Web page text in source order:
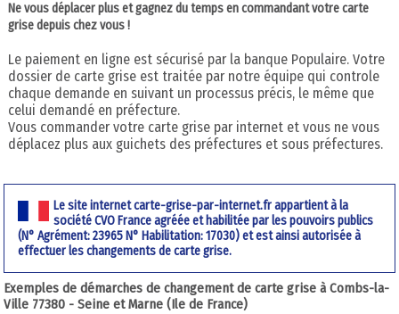
Ne vous déplacer plus et gagnez du temps en commandant votre carte
grise depuis chez vous !
Le paiement en ligne est sécurisé par la banque Populaire. Votre
dossier de carte grise est traitée par notre équipe qui controle
chaque demande en suivant un processus précis, le même que
celui demandé en préfecture.
Vous commander votre carte grise par internet et vous ne vous
déplacez plus aux guichets des préfectures et sous préfectures.
Le site internet carte-grise-par-internet.fr appartient à la
société CVO France agréée et habilitée par les pouvoirs publics
(N° Agrément: 23965 N° Habilitation: 17030) et est ainsi autorisée à
effectuer les changements de carte grise.
Exemples de démarches de changement de carte grise à Combs-la-
Ville 77380 - Seine et Marne (Ile de France)